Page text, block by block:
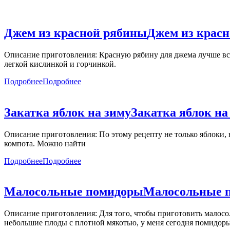
Джем из красной рябиныДжем из
Описание приготовления: Красную рябину для джема лучше
легкой кислинкой и горчинкой.
ПодробнееПодробнее
Закатка яблок на зимуЗакатка яблок
Описание приготовления: По этому рецепту не только
компота. Можно найти
ПодробнееПодробнее
Малосольные помидорыМалосольные
Описание приготовления: Для того, чтобы приготовить
небольшие плоды с плотной мякотью, у меня сегодня